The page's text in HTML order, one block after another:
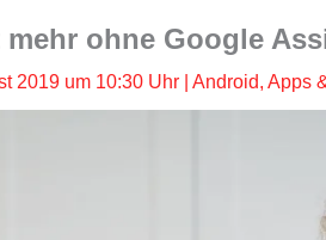
ohne Google
2019 um 10:30 Uhr Android, Apps